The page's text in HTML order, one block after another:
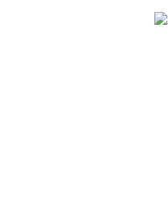
Bildergalerie überspringen